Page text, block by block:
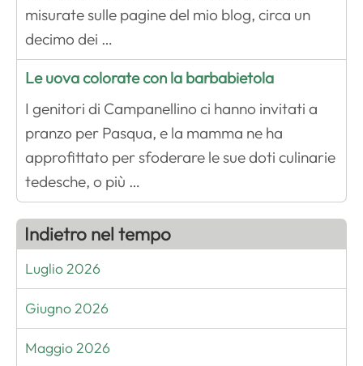
misurate sulle pagine del mio blog, circa un
decimo dei …
Le uova colorate con la barbabietola
I genitori di Campanellino ci hanno invitati a
pranzo per Pasqua, e la mamma ne ha
approfittato per sfoderare le sue doti culinarie
tedesche, o più …
Indietro nel tempo
Luglio 2026
Giugno 2026
Maggio 2026